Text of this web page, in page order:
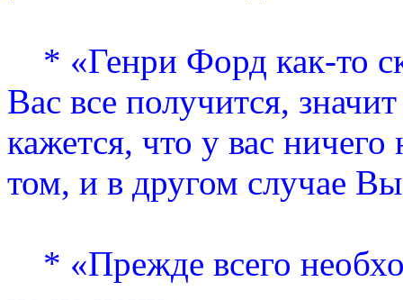
* «Генри Форд как-то
Вас все получится,
кажется, что у вас
том, и в другом случае
* «Прежде всего